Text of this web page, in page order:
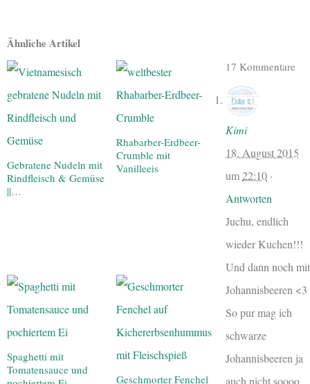
Ähnliche Artikel
Gebratene Nudeln mit
Rindfleisch & Gemüse
||…
Rhabarber-Erdbeer-
Crumble mit
Vanilleeis
Spaghetti mit
Tomatensauce und
Geschmorter Fenchel
17 Kommentare
Kimi
18. August 2015
um22:10 ·
Antworten
Juchu, endlich
wieder Kuchen!!!
Und dann noch mit
Johannisbeeren <3
So pur mag ich
schwarze
Johannisbeeren ja